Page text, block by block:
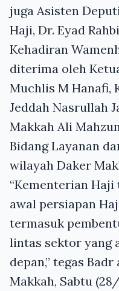
juga Asisten
Haji, Dr. Eyad
Kehadiran
diterima oleh
Muchlis M Hanafi,
Jeddah Nasrullah
Makkah Ali
Bidang Layanan
wilayah Daker
“Kementerian
awal persiapan
termasuk
lintas sektor yang
depan,” tegas
Makkah, Sabtu